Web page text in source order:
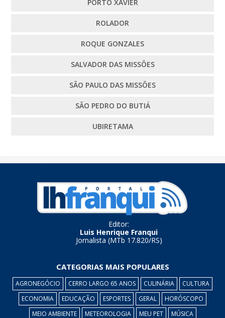
PORTO XAVIER
ROLADOR
ROQUE GONZALES
SALVADOR DAS MISSÕES
SÃO PAULO DAS MISSÕES
SÃO PEDRO DO BUTIÁ
UBIRETAMA
Editor:
Luis Henrique Franqui
Jornalista (MTb 17.820/RS)
CATEGORIAS MAIS POPULARES
AGRONEGÓCIO CERRO LARGO 65 ANOS CULINÁRIA
CULTURA
ECONOMIA
EDUCAÇÃO ESPORTES GERAL
HORÓSCOPO
MEIO AMBIENTE
METEOROLOGIA MEU PET MÚSICA